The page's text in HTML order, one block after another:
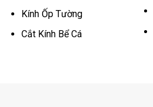
Kính Ốp Tường
Cắt Kính Bể Cá